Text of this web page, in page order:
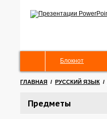
Блокнот
ГЛАВНАЯ / РУССКИЙ ЯЗЫК /
Предметы